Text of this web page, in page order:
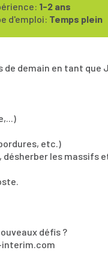
1-2 ans
d'emploi: Temps plein
de demain en tant que
etc.)
les massifs
défis ?
interim.com